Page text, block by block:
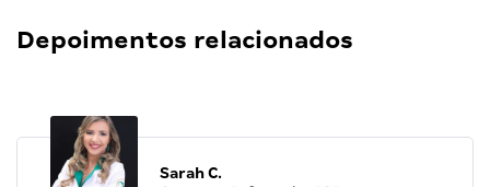
Depoimentos relacionados
Sarah C.